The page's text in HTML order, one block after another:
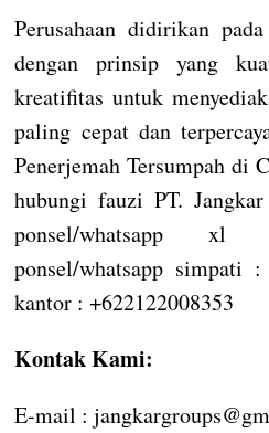
Perusahaan didirikan
dengan prinsip yang
kreatifitas untuk
paling cepat dan
Penerjemah Tersumpah di
hubungi fauzi PT.
ponsel/whatsapp xl
ponsel/whatsapp simpati
kantor : +622122008353
Kontak Kami:
E-mail :